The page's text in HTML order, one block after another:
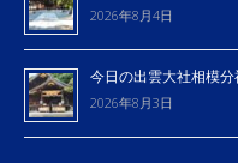
2026年8月4日
今日の出雲大社相模分
2026年8月3日